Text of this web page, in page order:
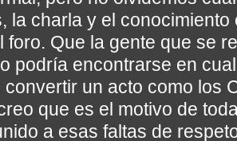
la charla y el
foro. Que la gente que se
podría encontrarse en
convertir un acto como los
que es el motivo de
a esas faltas de